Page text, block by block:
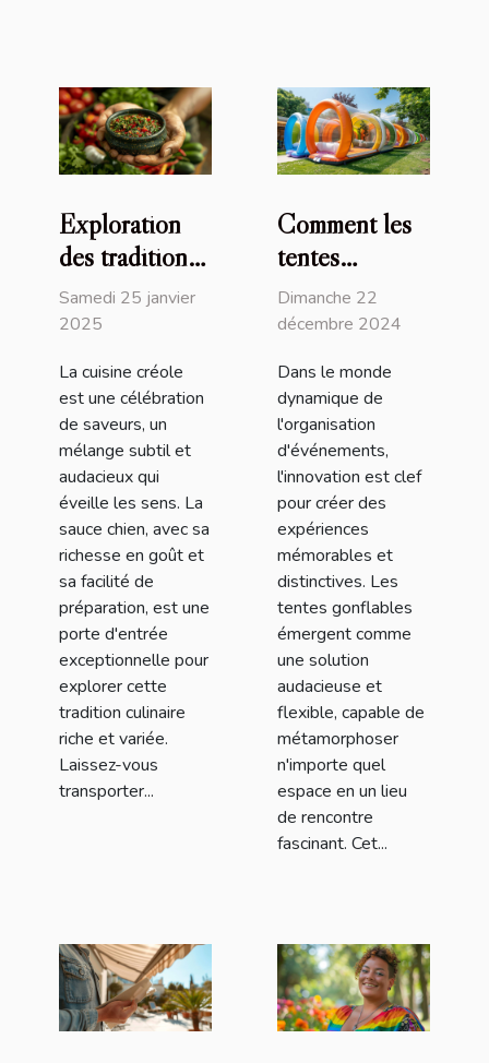
Exploration
des traditions
culinaires
créoles à
sauce chien
Samedi 25 janvier
2025
La cuisine créole
est une célébration
de saveurs, un
mélange subtil et
audacieux qui
éveille les sens. La
sauce chien, avec sa
richesse en goût et
sa facilité de
préparation, est une
porte d'entrée
exceptionnelle pour
explorer cette
tradition culinaire
riche et variée.
Laissez-vous
transporter...
Comment les
tentes
gonflables
peuvent
vos
événements
Dimanche 22
décembre 2024
Dans le monde
dynamique de
l'organisation
d'événements,
l'innovation est clef
pour créer des
expériences
mémorables et
distinctives. Les
tentes gonflables
émergent comme
une solution
audacieuse et
flexible, capable de
métamorphoser
n'importe quel
espace en un lieu
de rencontre
fascinant. Cet...